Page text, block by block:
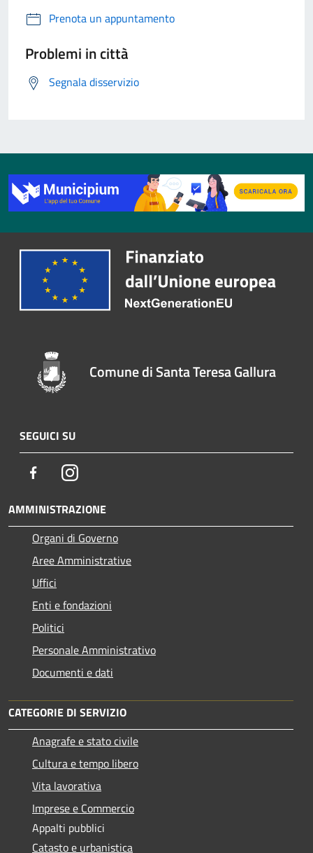
Prenota un appuntamento
Problemi in città
Segnala disservizio
Comune di Santa Teresa Gallura
SEGUICI SU
FacebookInstagram
AMMINISTRAZIONE
Organi di Governo
Aree Amministrative
Uffici
Enti e fondazioni
Politici
Personale Amministrativo
Documenti e dati
CATEGORIE DI SERVIZIO
Anagrafe e stato civile
Cultura e tempo libero
Vita lavorativa
Imprese e Commercio
Appalti pubblici
Catasto e urbanistica